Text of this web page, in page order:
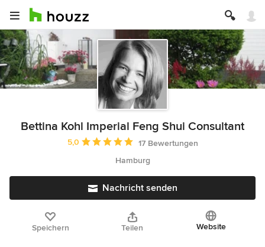
Bettina Kohl Imperial Feng Shui Consultant
Durchschnittliche Bewertung: 5 von 5 Sternen
5,0
17 Bewertungen
Hamburg
Nachricht senden
Speichern Teilen Website